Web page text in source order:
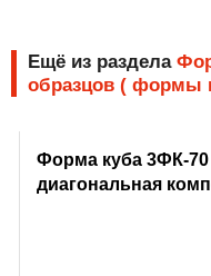
Ещё из раздела
образцов ( формы
Форма куба 3ФК-70
диагональная